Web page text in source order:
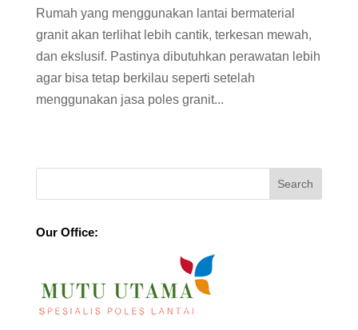
Rumah yang menggunakan lantai bermaterial
granit akan terlihat lebih cantik, terkesan mewah,
dan ekslusif. Pastinya dibutuhkan perawatan lebih
agar bisa tetap berkilau seperti setelah
menggunakan jasa poles granit...
Our Office: